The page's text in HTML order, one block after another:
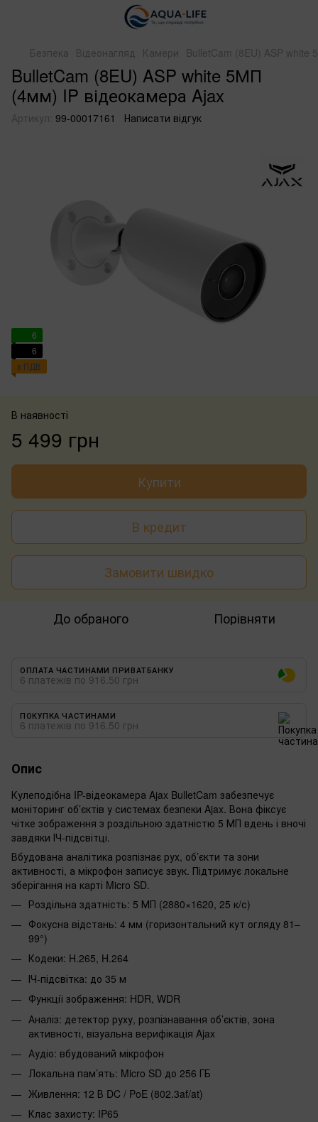
Безпека Відеонагляд Камери BulletCam (8EU) ASP
BulletCam (8EU) ASP white 5МП
(4мм) IP відеокамера Ajax
Артикул: 99-00017161 Написати відгук
6
6
з ПДВ
В наявності
5 499 грн
Купити
В кредит
Замовити швидко
До обраного Порівняти
ОПЛАТА ЧАСТИНАМИ ПРИВАТБАНКУ
6 платежів по 916.50 грн
ПОКУПКА ЧАСТИНАМИ
6 платежів по 916.50 грн
Опис
Кулеподібна IP-відеокамера Ajax BulletCam забезпечує
моніторинг об’єктів у системах безпеки Ajax. Вона фіксує
чітке зображення з роздільною здатністю 5 МП вдень і вночі
завдяки ІЧ-підсвітці.
Вбудована аналітика розпізнає рух, об’єкти та зони
активності, а мікрофон записує звук. Підтримує локальне
зберігання на карті Micro SD.
Роздільна здатність: 5 МП (2880×1620, 25 к/с)
Фокусна відстань: 4 мм (горизонтальний кут огляду 81–
99°)
Кодеки: H.265, H.264
ІЧ-підсвітка: до 35 м
Функції зображення: HDR, WDR
Аналіз: детектор руху, розпізнавання об’єктів, зона
активності, візуальна верифікація Ajax
Аудіо: вбудований мікрофон
Локальна пам’ять: Micro SD до 256 ГБ
Живлення: 12 В DC / PoE (802.3af/at)
Клас захисту: IP65